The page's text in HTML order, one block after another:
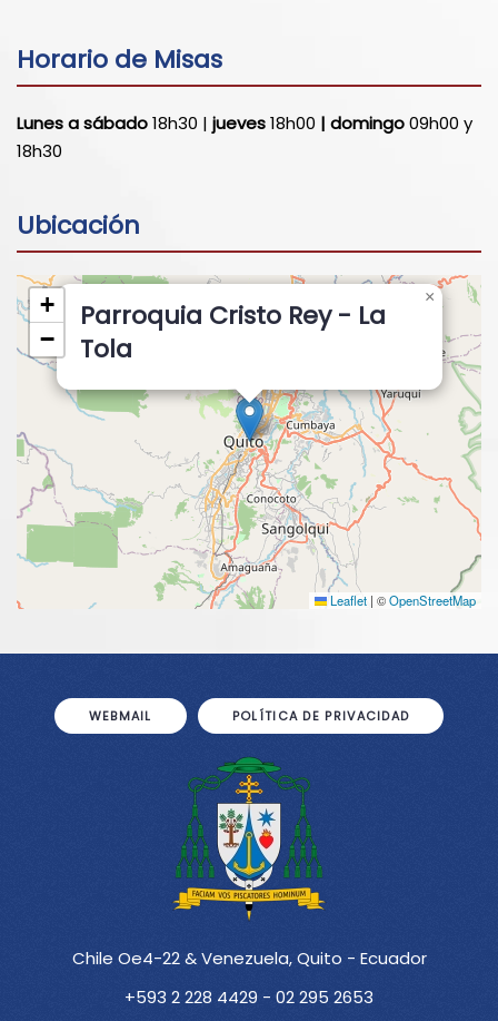
Horario de Misas
Lunes a sábado18h30 | jueves18h00 | domingo09h00 y
18h30
Ubicación
Parroquia Cristo Rey - La
Tola
×
+
−
Leaflet | ©OpenStreetMap
WEBMAIL POLÍTICA DE PRIVACIDAD
Chile Oe4-22 & Venezuela, Quito - Ecuador
+593 2 228 4429 - 02 295 2653